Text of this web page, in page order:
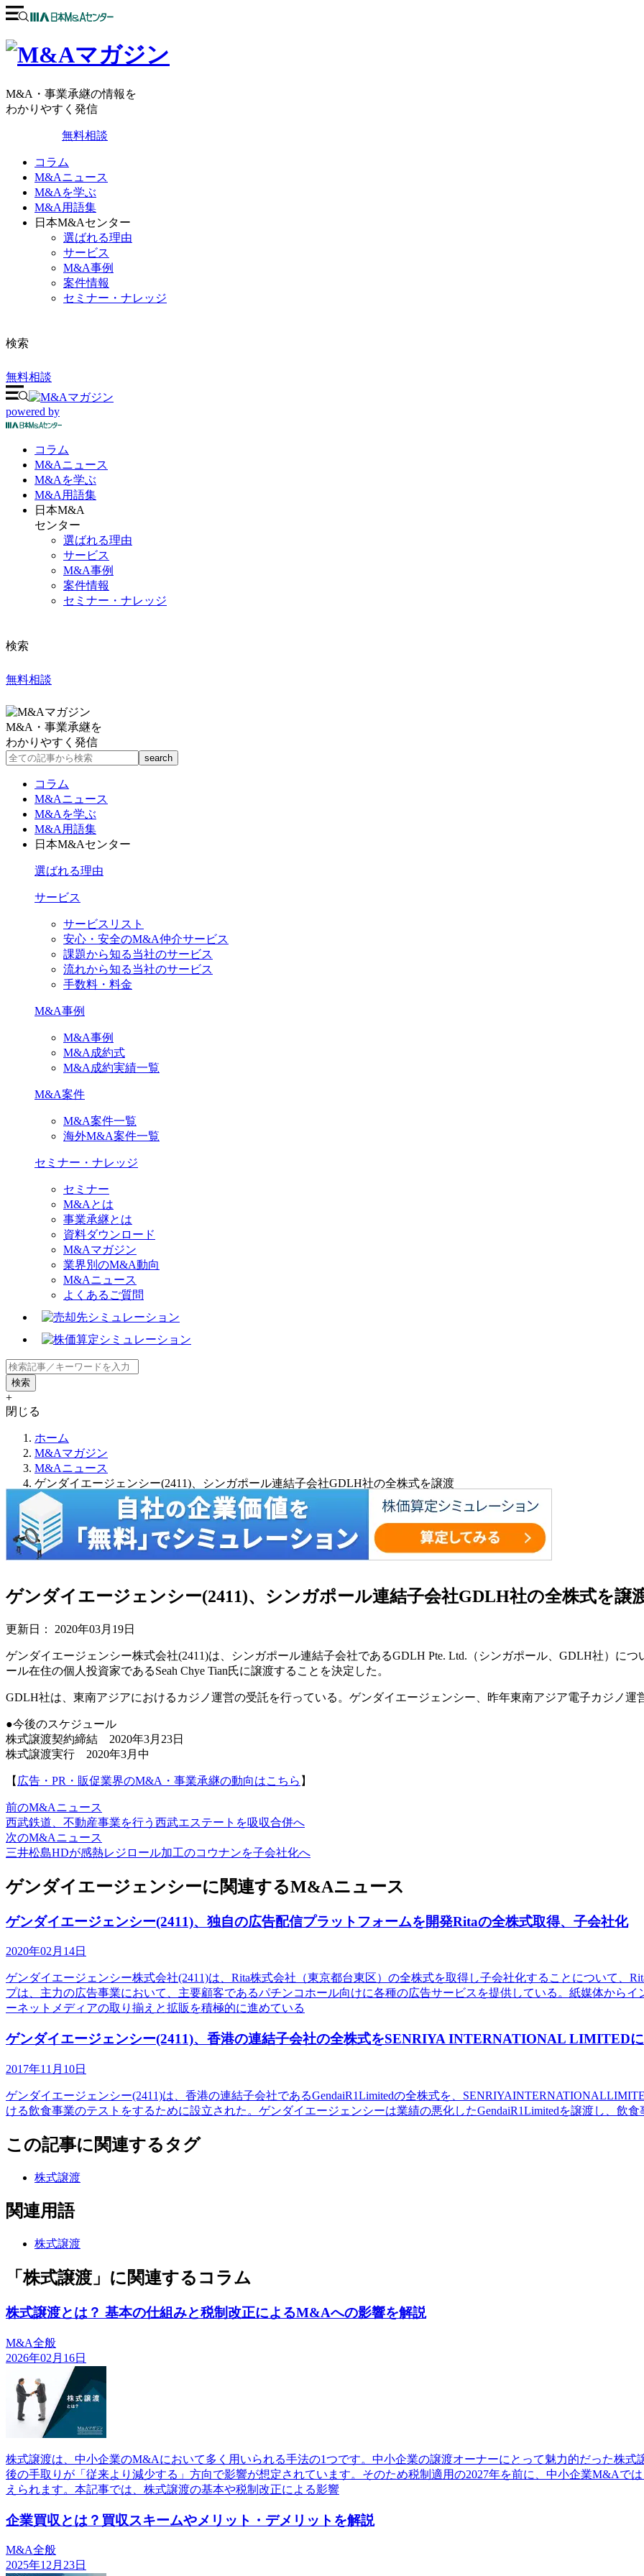
M&A・事業承継の情報を
わかりやすく発信
無料相談
コラム
M&Aニュース
M&Aを学ぶ
M&A用語集
日本M&Aセンター
選ばれる理由
サービス
M&A事例
案件情報
セミナー・ナレッジ
検索
無料相談
powered by
コラム
M&Aニュース
M&Aを学ぶ
M&A 用語集
日本M&A
センター
選ばれる理由
サービス
M&A事例
案件情報
セミナー・ナレッジ
検索
無料相談
M&A・事業承継を
わかりやすく発信
コラム
M&Aニュース
M&Aを学ぶ
M&A用語集
日本M&Aセンター
選ばれる理由
サービス
サービスリスト
安心・安全のM&A仲介サービス
課題から知る当社のサービス
流れから知る当社のサービス
手数料・料金
M&A事例
M&A事例
M&A成約式
M&A成約実績一覧
M&A案件
M&A案件一覧
海外M&A案件一覧
セミナー・ナレッジ
セミナー
M&Aとは
事業承継とは
資料ダウンロード
M&Aマガジン
業界別のM&A動向
M&Aニュース
よくあるご質問
+
閉じる
ホーム
M&Aマガジン
M&Aニュース
ゲンダイエージェンシー(2411)、シンガポール連結子会社GDLH社の全株式を譲渡
ゲンダイエージェンシー(2411)、シンガポール連結子会社GDLH社の全株式を譲
更新日： 2020年03月19日
ゲンダイエージェンシー株式会社(2411)は、シンガポール連結子会社であるGDLH Pte. Ltd.（シンガポール、GDLH社）に
ール在住の個人投資家であるSeah Chye Tian氏に譲渡することを決定した。
GDLH社は、東南アジアにおけるカジノ運営の受託を行っている。ゲンダイエージェンシー、昨年東南アジア電子カジノ
●今後のスケジュール
株式譲渡契約締結 2020年3月23日
株式譲渡実行 2020年3月中
【 広告・PR・販促業界のM&A・事業承継の動向はこちら 】
前のM&Aニュース
西武鉄道、不動産事業を行う西武エステートを吸収合併へ
次のM&Aニュース
三井松島HDが感熱レジロール加工のコウナンを子会社化へ
ゲンダイエージェンシーに関連するM&Aニュース
ゲンダイエージェンシー(2411)、独自の広告配信プラットフォームを開発Ritaの全株式取得、子会社化
2020年02月14日
ゲンダイエージェンシー株式会社(2411)は、Rita株式会社（東京都台東区）の全株式を取得し子会社化することについて、
プは、主力の広告事業において、主要顧客であるパチンコホール向けに各種の広告サービスを提供している。紙媒体から
ーネットメディアの取り揃えと拡販を積極的に進めている
ゲンダイエージェンシー(2411)、香港の連結子会社の全株式をSENRIYA INTERNATIONAL LIMITED
2017年11月10日
ゲンダイエージェンシー(2411)は、香港の連結子会社であるGendaiR1Limitedの全株式を、
ける飲食事業のテストをするために設立された。ゲンダイエージェンシーは業績の悪化したGendaiR1Limitedを譲渡し、飲
この記事に関連するタグ
株式譲渡
関連用語
株式譲渡
「株式譲渡」に関連するコラム
株式譲渡とは？ 基本の仕組みと税制改正によるM&Aへの影響を解説
M&A全般
2026年02月16日
株式譲渡は、中小企業のM&Aにおいて多く用いられる手法の1つです。中小企業の譲渡オーナーにとって魅力的だった株
後の手取りが「従来より減少する」方向で影響が想定されています。そのため税制適用の2027年を前に、中小企業M&Aで
えられます。本記事では、株式譲渡の基本や税制改正による影響
企業買収とは？買収スキームやメリット・デメリットを解説
M&A全般
2025年12月23日